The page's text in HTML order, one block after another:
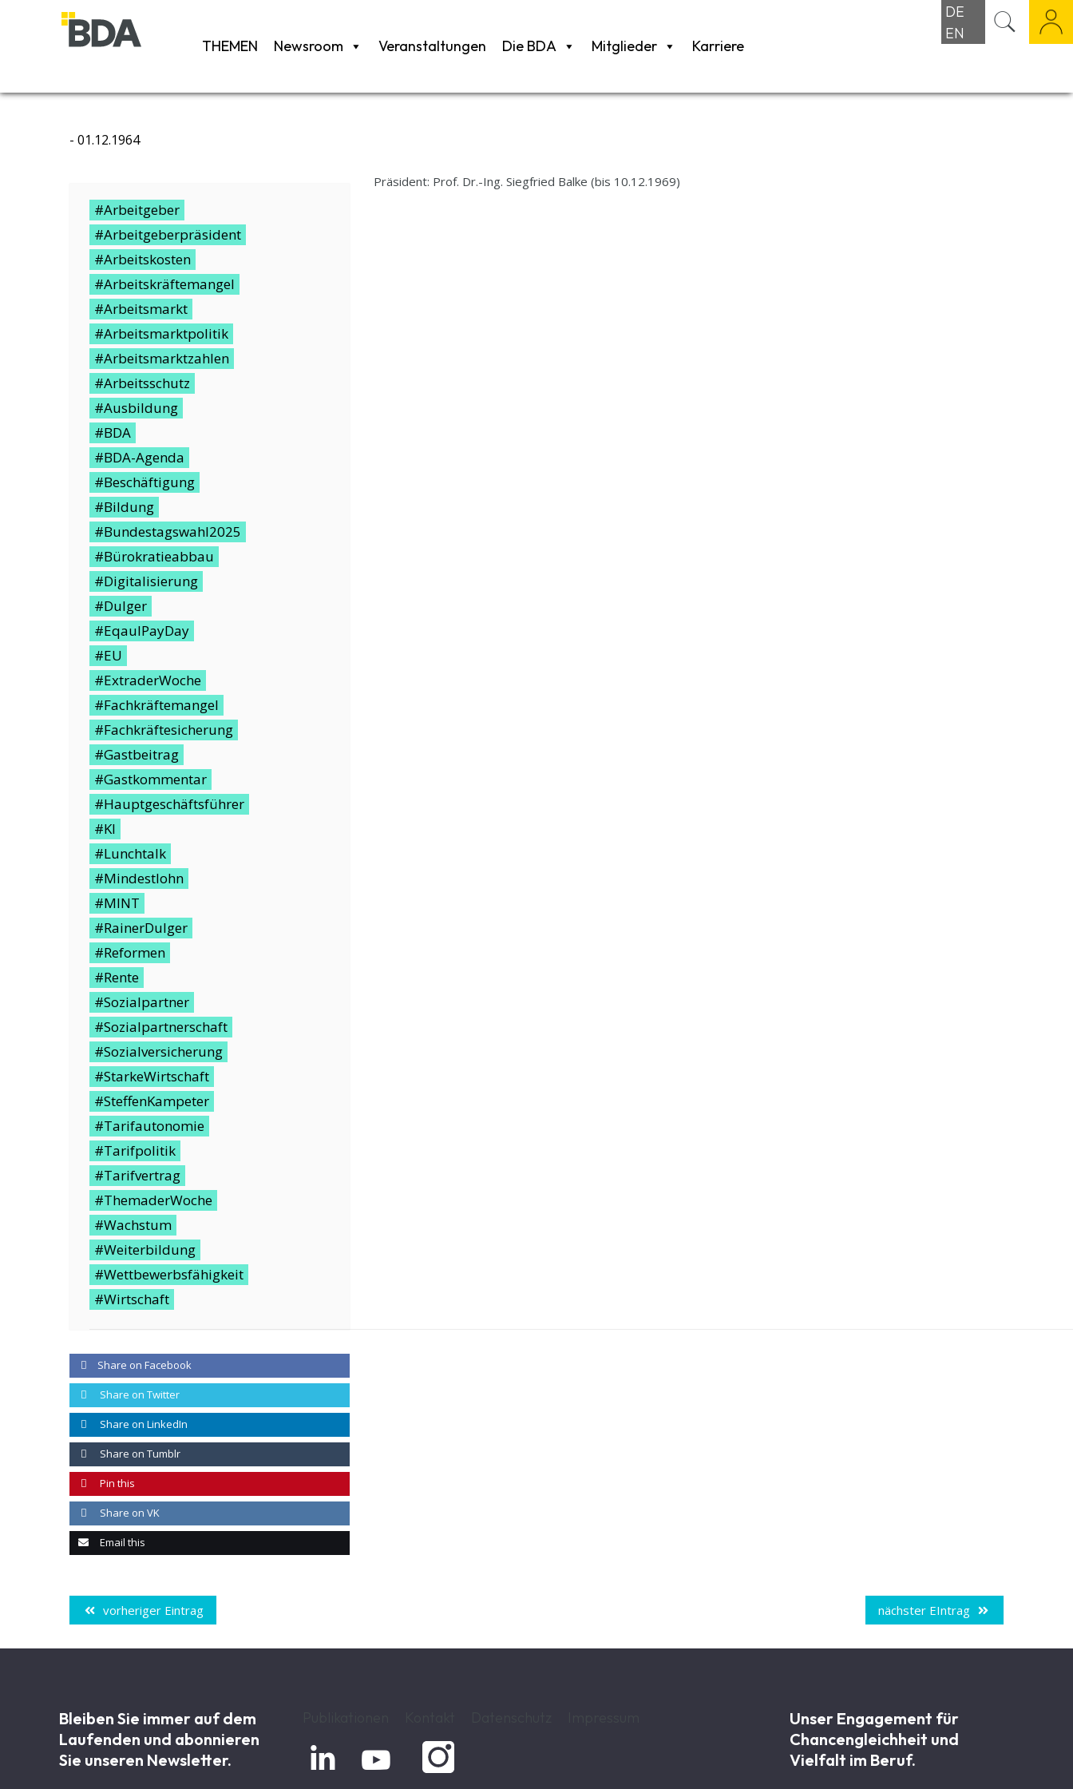
THEMEN Newsroom Veranstaltungen Die BDA Mitglieder Karriere
DE
EN
- 01.12.1964
#Arbeitgeber
#Arbeitgeberpräsident
#Arbeitskosten
#Arbeitskräftemangel
#Arbeitsmarkt
#Arbeitsmarktpolitik
#Arbeitsmarktzahlen
#Arbeitsschutz
#Ausbildung
#BDA
#BDA-Agenda
#Beschäftigung
#Bildung
#Bundestagswahl2025
#Bürokratieabbau
#Digitalisierung
#Dulger
#EqaulPayDay
#EU
#ExtraderWoche
#Fachkräftemangel
#Fachkräftesicherung
#Gastbeitrag
#Gastkommentar
#Hauptgeschäftsführer
#KI
#Lunchtalk
#Mindestlohn
#MINT
#RainerDulger
#Reformen
#Rente
#Sozialpartner
#Sozialpartnerschaft
#Sozialversicherung
#StarkeWirtschaft
#SteffenKampeter
#Tarifautonomie
#Tarifpolitik
#Tarifvertrag
#ThemaderWoche
#Wachstum
#Weiterbildung
#Wettbewerbsfähigkeit
#Wirtschaft
Share on Facebook
Share on Twitter
Share on LinkedIn
Share on Tumblr
Pin this
Share on VK
Email this
Präsident: Prof. Dr.-Ing. Siegfried Balke (bis 10.12.1969)
vorheriger Eintrag nächster EIntrag
Bleiben Sie immer auf dem
Laufenden und abonnieren
Sie unseren Newsletter.
 
Unser Engagement für
Chancen­gleichheit und
Vielfalt im Beruf.